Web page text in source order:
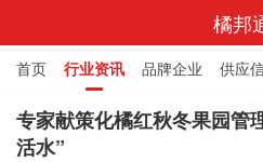
橘邦
首页 行业资讯 品牌企业 供应
标准与产值 化橘红科普 化橘红
专家献策化橘红秋冬果园管
活水”